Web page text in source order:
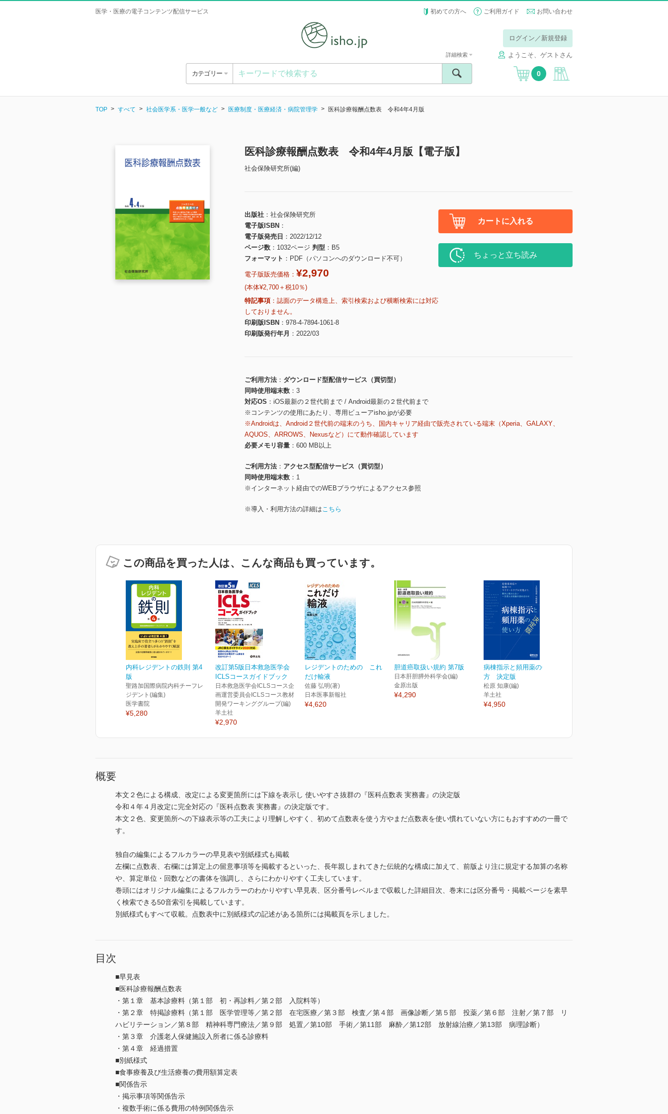
医学・医療の電子コンテンツ配信サービス 初めての方へ ご利用ガイド お問い合わせ
ログイン／新規登録
ようこそ、ゲストさん
カテゴリー
詳細検索
0
TOP すべて 社会医学系・医学一般など 医療制度・医療経済・病院管理学 医科診療報酬点数表 令和4年4月版
医科診療報酬点数表 令和4年4月版【電子版】
社会保険研究所(編)
出版社
社会保険研究所
電子版ISBN
電子版発売日
2022/12/12
ページ数
1032ページ 判型
B5
フォーマット
PDF（パソコンへのダウンロード不可）
電子版販売価格： ¥2,970
(本体¥2,700＋税10％)
特記事項
誌面のデータ構造上、索引検索および横断検索には対応
しておりません。
印刷版ISBN
978-4-7894-1061-8
印刷版発行年月
2022/03
カートに入れる
ちょっと立ち読み
ご利用方法
ダウンロード型配信サービス（買切型）
同時使用端末数
3
対応OS
iOS最新の２世代前まで / Android最新の２世代前まで
※コンテンツの使用にあたり、専用ビューアisho.jpが必要
※Androidは、Android２世代前の端末のうち、国内キャリア経由で販売されている端末（Xperia、GALAXY、
AQUOS、ARROWS、Nexusなど）にて動作確認しています
必要メモリ容量
600 MB以上
ご利用方法
アクセス型配信サービス（買切型）
同時使用端末数
1
※インターネット経由でのWEBブラウザによるアクセス参照
※導入・利用方法の詳細はこちら
この商品を買った人は、こんな商品も買っています。
内科レジデントの鉄則 第4
版
聖路加国際病院内科チーフレ
ジデント(編集)
医学書院
¥5,280
改訂第5版日本救急医学会
ICLSコースガイドブック
日本救急医学会ICLSコース企
画運営委員会ICLSコース教材
開発ワーキンググループ(編)
羊土社
¥2,970
レジデントのための これ
だけ輸液
佐藤 弘明(著)
日本医事新報社
¥4,620
胆道癌取扱い規約 第7版
日本肝胆膵外科学会(編)
金原出版
¥4,290
病棟指示と頻用薬の使い
方 決定版
松原 知康(編)
羊土社
¥4,950
概要
本文２色による構成、改定による変更箇所には下線を表示し 使いやすさ抜群の『医科点数表 実務書』の決定版
令和４年４月改定に完全対応の『医科点数表 実務書』の決定版です。
本文２色、変更箇所への下線表示等の工夫により理解しやすく、初めて点数表を使う方やまだ点数表を使い慣れていない方にもおすすめの一冊で
す。
独自の編集によるフルカラーの早見表や別紙様式も掲載
左欄に点数表、右欄には算定上の留意事項等を掲載するといった、長年親しまれてきた伝統的な構成に加えて、前版より注に規定する加算の名称
や、算定単位・回数などの書体を強調し、さらにわかりやすく工夫しています。
巻頭にはオリジナル編集によるフルカラーのわかりやすい早見表、区分番号レベルまで収載した詳細目次、巻末には区分番号・掲載ページを素早
く検索できる50音索引を掲載しています。
別紙様式もすべて収載。点数表中に別紙様式の記述がある箇所には掲載頁を示しました。
目次
■早見表
■医科診療報酬点数表
・第１章 基本診療料（第１部 初・再診料／第２部 入院料等）
・第２章 特掲診療料（第１部 医学管理等／第２部 在宅医療／第３部 検査／第４部 画像診断／第５部 投薬／第６部 注射／第７部 リ
ハビリテーション／第８部 精神科専門療法／第９部 処置／第10部 手術／第11部 麻酔／第12部 放射線治療／第13部 病理診断）
・第３章 介護老人保健施設入所者に係る診療料
・第４章 経過措置
■別紙様式
■食事療養及び生活療養の費用額算定表
■関係告示
・掲示事項等関係告示
・複数手術に係る費用の特例関係告示